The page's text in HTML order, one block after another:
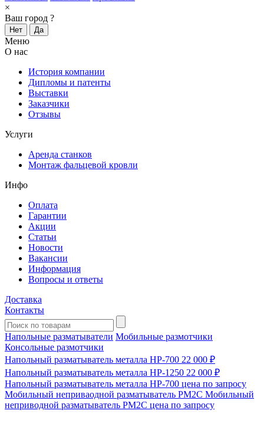
×
Ваш город ?
Нет Да
Меню
О нас
История компании
Дипломы и патенты
Выставки
Заказчики
Отзывы
Услуги
Аренда станков
Монтаж фальцевой кровли
Инфо
Оплата
Гарантии
Акции
Статьи
Новости
Вакансии
Информация
Вопросы и ответы
Доставка
Контакты
Напольные разматыватели Мобильные размотчики
Консольные размотчики
Напольный разматыватель металла HP-700 22 000 ₽
Напольный разматыватель металла HP-1250 22 000 ₽
Напольный разматыватель металла HP-700 цена по запросу
Мобильный непривaодной разматыватель РМ2С Мобильный
неприводной разматыватель РМ2С цена по запросу